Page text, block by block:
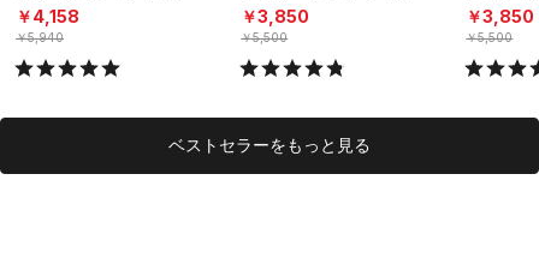
ーニング/MEN）
￥4,158
￥5,940
（トレーニング/MEN）
￥3,850
￥5,500
グ/MEN）
￥3,850
￥5,500
ベストセラーをもっと見る